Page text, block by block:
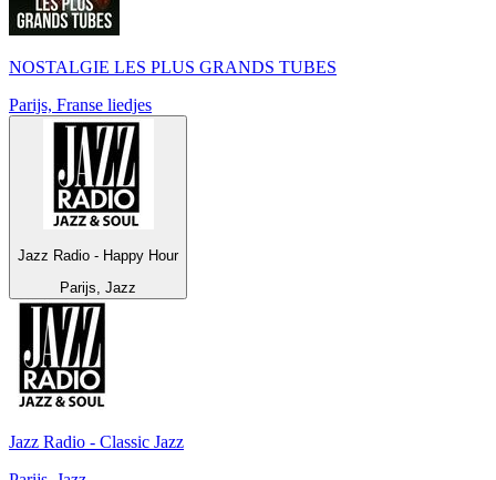
NOSTALGIE LES PLUS GRANDS TUBES
Parijs, Franse liedjes
Jazz Radio - Happy Hour
Parijs, Jazz
Jazz Radio - Classic Jazz